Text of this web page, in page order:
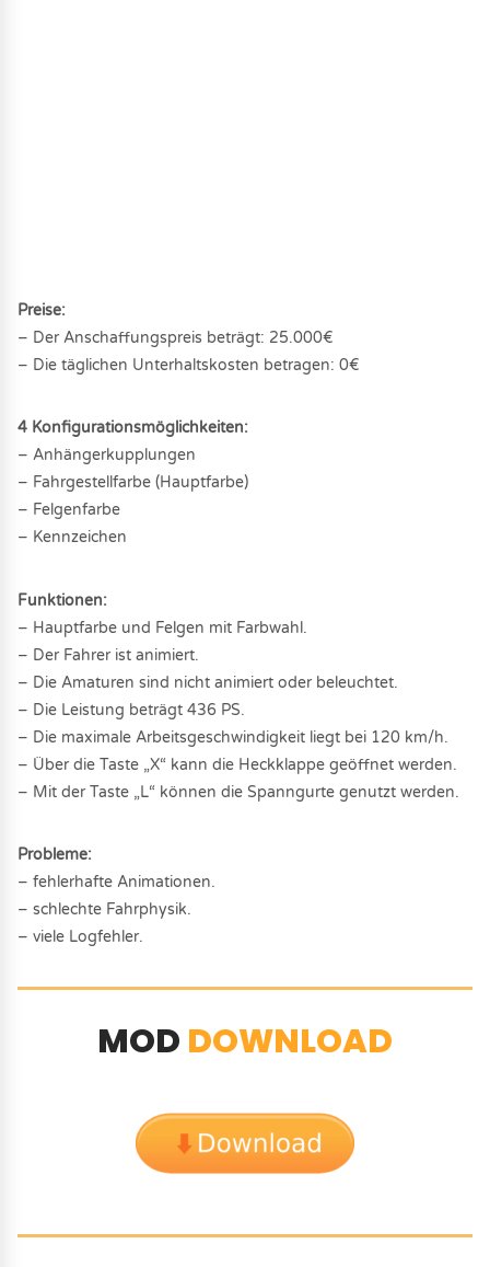
Preise:
– Der Anschaffungspreis beträgt: 25.000€
– Die täglichen Unterhaltskosten betragen: 0€
4 Konfigurationsmöglichkeiten:
– Anhängerkupplungen
– Fahrgestellfarbe (Hauptfarbe)
– Felgenfarbe
– Kennzeichen
Funktionen:
– Hauptfarbe und Felgen mit Farbwahl.
– Der Fahrer ist animiert.
– Die Amaturen sind nicht animiert oder beleuchtet.
– Die Leistung beträgt 436 PS.
– Die maximale Arbeitsgeschwindigkeit liegt bei 120 km/h.
– Über die Taste „X“ kann die Heckklappe geöffnet werden.
– Mit der Taste „L“ können die Spanngurte genutzt werden.
Probleme:
– fehlerhafte Animationen.
– schlechte Fahrphysik.
– viele Logfehler.
MOD DOWNLOAD